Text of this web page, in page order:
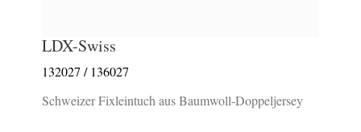
LDX-Swiss
132027 / 136027
Schweizer Fixleintuch aus Baumwoll-Doppeljersey